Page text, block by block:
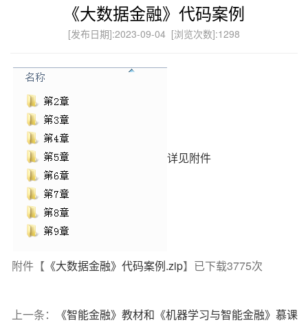
《大数据金融》代码案例
[发布日期]:2023-09-04 [浏览次数]:1298
详见附件
附件【 《大数据金融》代码案例.zip】已下载3775次
上一条：
《智能金融》教材和《机器学习与智能金融》慕课